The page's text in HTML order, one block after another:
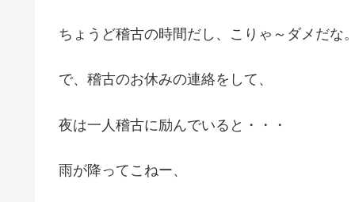
ちょうど稽古の時間だし、こりゃ～ダメだな。
で、稽古のお休みの連絡をして、
夜は一人稽古に励んでいると・・・
雨が降ってこねー、